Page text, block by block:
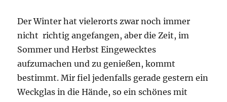
Der Winter hat vielerorts zwar noch immer
nicht richtig angefangen, aber die Zeit, im
Sommer und Herbst Eingewecktes
aufzumachen und zu genießen, kommt
bestimmt. Mir fiel jedenfalls gerade gestern ein
Weckglas in die Hände, so ein schönes mit